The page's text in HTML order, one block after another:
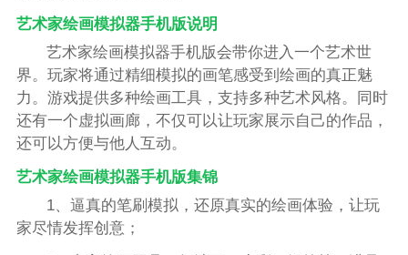
艺术家绘画模拟器手机版说明
艺术家绘画模拟器手机版会带你进入一个艺术世
界。玩家将通过精细模拟的画笔感受到绘画的真正魅
力。游戏提供多种绘画工具，支持多种艺术风格。同时
还有一个虚拟画廊，不仅可以让玩家展示自己的作品，
还可以方便与他人互动。
艺术家绘画模拟器手机版集锦
1、逼真的笔刷模拟，还原真实的绘画体验，让玩
家尽情发挥创意；